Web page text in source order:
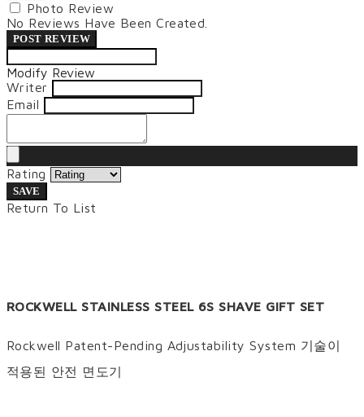
Photo Review
No Reviews Have Been Created.
POST REVIEW
Modify Review
Writer
Email
Rating
SAVE
Return To List
ROCKWELL STAINLESS STEEL 6S SHAVE GIFT SET
Rockwell Patent-Pending Adjustability System 기술이
적용된 안전 면도기